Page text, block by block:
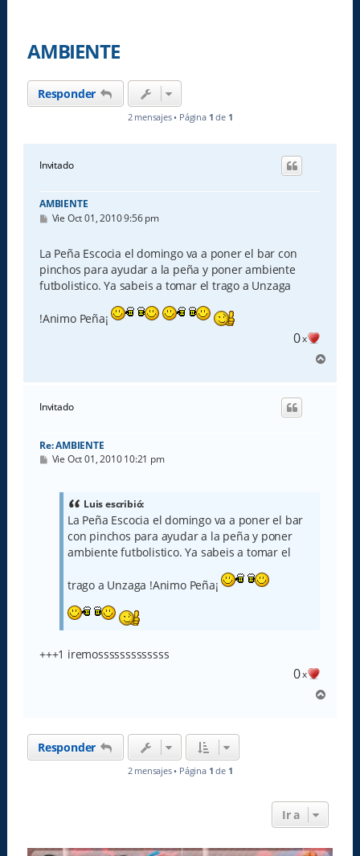
AMBIENTE
Responder
2 mensajes • Página 1 de 1
Invitado
AMBIENTE
M
s
a
j
e
Vie Oct 01, 2010 9:56 pm
La Peña Escocia el domingo va a poner el bar con
pinchos para ayudar a la peña y poner ambiente
futbolistico. Ya sabeis a tomar el trago a Unzaga
!Animo Peña¡
0x
r
Invitado
Re: AMBIENTE
M
Vie Oct 01, 2010 10:21 pm
Luis escribió:
La Peña Escocia el domingo va a poner el bar
con pinchos para ayudar a la peña y poner
ambiente futbolistico. Ya sabeis a tomar el
trago a Unzaga !Animo Peña¡
+++1 iremosssssssssssss
0x
Responder
2 mensajes • Página 1 de 1
Ir a